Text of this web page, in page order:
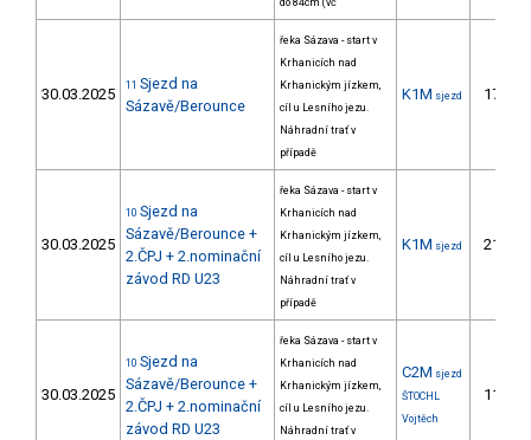
do 84cm (vč
30.03.2025 11 Sjezd na
Sázavě/Berounce
řeka Sázava - start v
Krhanicích nad
Krhanickým jízkem,
cíl u Lesního jezu.
Náhradní trať v
případě
K1M sjezd 17.
30.03.2025
10 Sjezd na
Sázavě/Berounce +
2.ČPJ + 2.nominační
závod RD U23
řeka Sázava - start v
Krhanicích nad
Krhanickým jízkem,
cíl u Lesního jezu.
Náhradní trať v
případě
K1M sjezd 21.
30.03.2025
10 Sjezd na
Sázavě/Berounce +
2.ČPJ + 2.nominační
závod RD U23
řeka Sázava - start v
Krhanicích nad
Krhanickým jízkem,
cíl u Lesního jezu.
Náhradní trať v
C2M sjezd
ŠTOCHL
Vojtěch
11.